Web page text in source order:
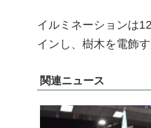
イルミネーションは
インし、樹木を電飾
関連ニュース